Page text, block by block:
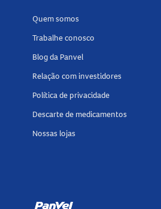
Quem somos
Trabalhe conosco
Blog da Panvel
Relação com investidores
Política de privacidade
Descarte de medicamentos
Nossas lojas